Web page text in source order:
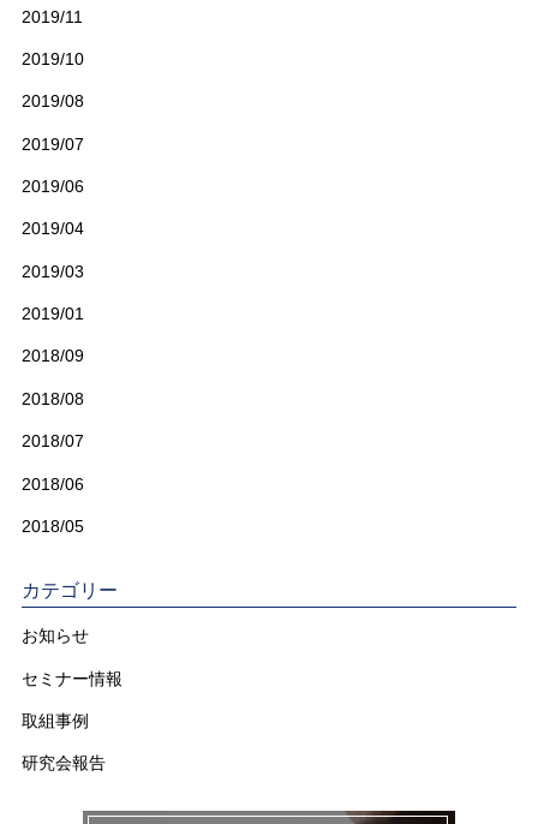
2019/11
2019/10
2019/08
2019/07
2019/06
2019/04
2019/03
2019/01
2018/09
2018/08
2018/07
2018/06
2018/05
カテゴリー
お知らせ
セミナー情報
取組事例
研究会報告